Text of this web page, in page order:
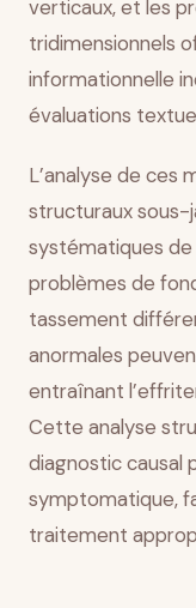
verticaux, et les
tridimensionnels
informationnelle
évaluations
L’analyse de ces
structuraux sous-
systématiques
problèmes de
tassement
anormales
entraînant
Cette analyse
diagnostic causal
symptomatique,
traitement